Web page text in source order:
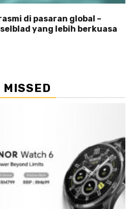
di pasaran global –
yang lebih berkuasa
MISSED